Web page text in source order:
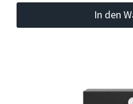
In den